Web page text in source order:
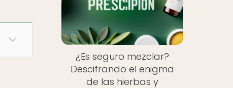
¿Es seguro mezclar?
Descifrando el enigma
de las hierbas y